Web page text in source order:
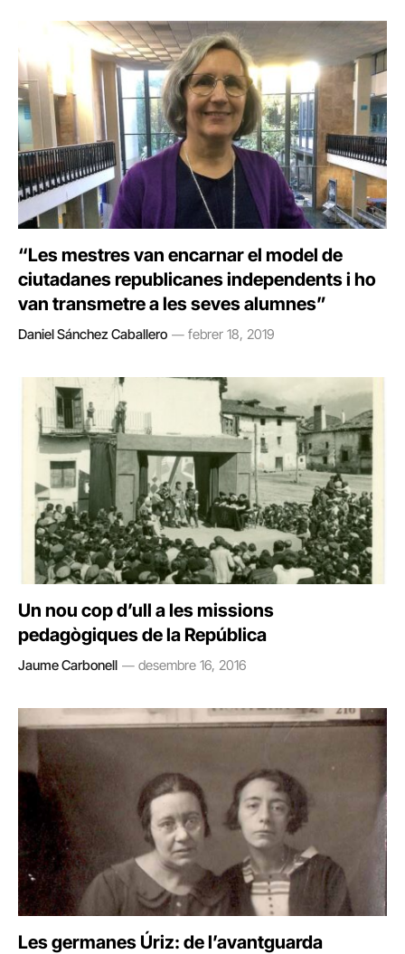
“Les mestres van encarnar el model de
ciutadanes republicanes independents i ho
van transmetre a les seves alumnes”
Daniel Sánchez Caballero febrer 18, 2019
Un nou cop d’ull a les missions
pedagògiques de la República
Jaume Carbonell desembre 16, 2016
Les germanes Úriz: de l’avantguarda